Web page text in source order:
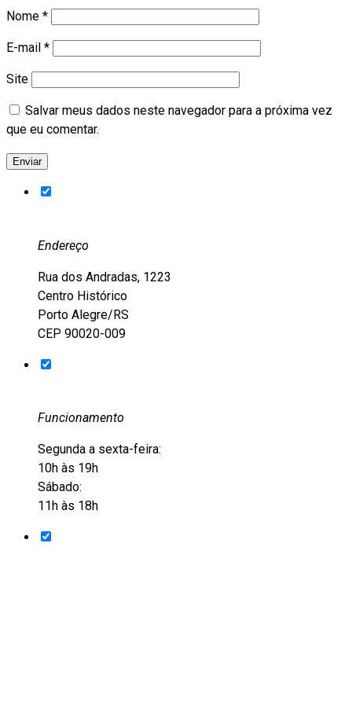
Nome *
E-mail *
Site
Salvar meus dados neste navegador para a próxima vez
que eu comentar.
Endereço
Rua dos Andradas, 1223
Centro Histórico
Porto Alegre/RS
CEP 90020-009
Funcionamento
Segunda a sexta-feira:
10h às 19h
Sábado:
11h às 18h